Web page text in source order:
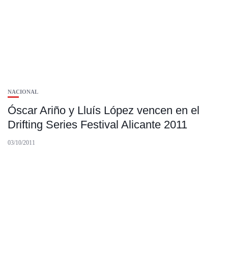
NACIONAL
Óscar Ariño y Lluís López vencen en el
Drifting Series Festival Alicante 2011
03/10/2011